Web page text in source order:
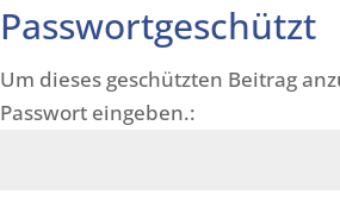
Passwortgeschützt
Um dieses geschützten Beitrag
Passwort eingeben.: